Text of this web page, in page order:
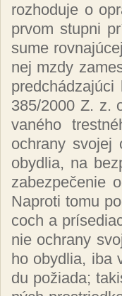
roz­ho­du­je o
pr­vom stup­ni
su­me
nej mzdy
385/2000 Z. z.
va­né­ho
ochra­ny svo­jej
oby­dlia, na
za­bez­pe­če­nie
Nap­ro­ti to­mu
coch a
nie ochra­ny
ho oby­dlia, iba
du po­žia­da;